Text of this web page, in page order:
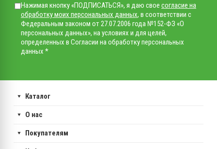
Нажимая кнопку «ПОДПИСАТЬСЯ», я даю свое согласие на
обработку моих персональных данных, в соответствии с
Федеральным законом от 27.07.2006 года №152-ФЗ «О
персональных данных», на условиях и для целей,
определенных в Согласии на обработку персональных
данных *
Каталог
О нас
Покупателям